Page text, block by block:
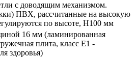
с доводящим механизмом.
ПВХ, рассчитанные на высокую
по высоте, H100 мм
16 мм (ламинированная
плита, класс E1 -
здоровья)